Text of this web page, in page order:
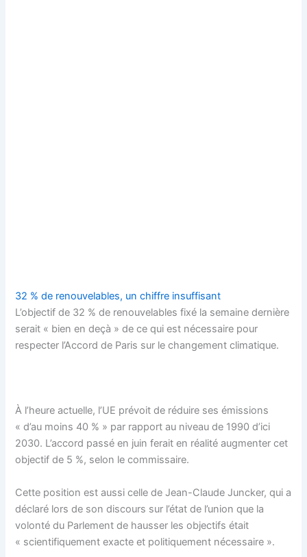
32 % de renouvelables, un chiffre insuffisant
L’objectif de 32 % de renouvelables fixé la semaine dernière
serait « bien en deçà » de ce qui est nécessaire pour
respecter l’Accord de Paris sur le changement climatique.
À l’heure actuelle, l’UE prévoit de réduire ses émissions
« d’au moins 40 % » par rapport au niveau de 1990 d’ici
2030. L’accord passé en juin ferait en réalité augmenter cet
objectif de 5 %, selon le commissaire.
Cette position est aussi celle de Jean-Claude Juncker, qui a
déclaré lors de son discours sur l’état de l’union que la
volonté du Parlement de hausser les objectifs était
« scientifiquement exacte et politiquement nécessaire ».